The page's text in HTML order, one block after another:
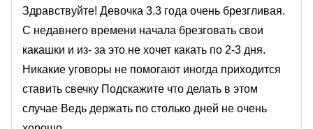
Здравствуйте! Девочка 3.3 года очень брезгливая.
С недавнего времени начала брезговать свои
какашки и из- за это не хочет какать по 2-3 дня.
Никакие уговоры не помогают иногда приходится
ставить свечку Подскажите что делать в этом
случае Ведь держать по столько дней не очень